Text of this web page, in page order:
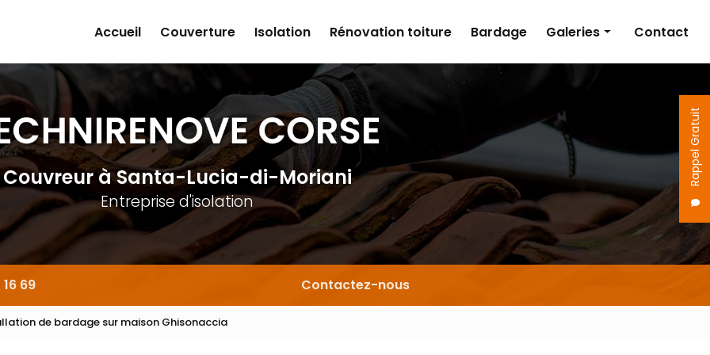
Rappel Gratuit
Accueil
Couverture Isolation Rénovation toiture Bardage Galeries
Rénovation toiture
Bardage
Contact
Couvreurà Santa-Lucia-di-Moriani
Entreprise d'isolation
69 Contactez-nous
de bardage sur maison Ghisonaccia